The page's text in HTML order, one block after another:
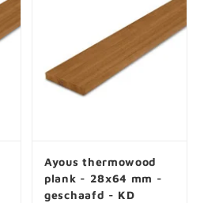
Ayous thermowood
plank - 28x64 mm -
geschaafd - KD